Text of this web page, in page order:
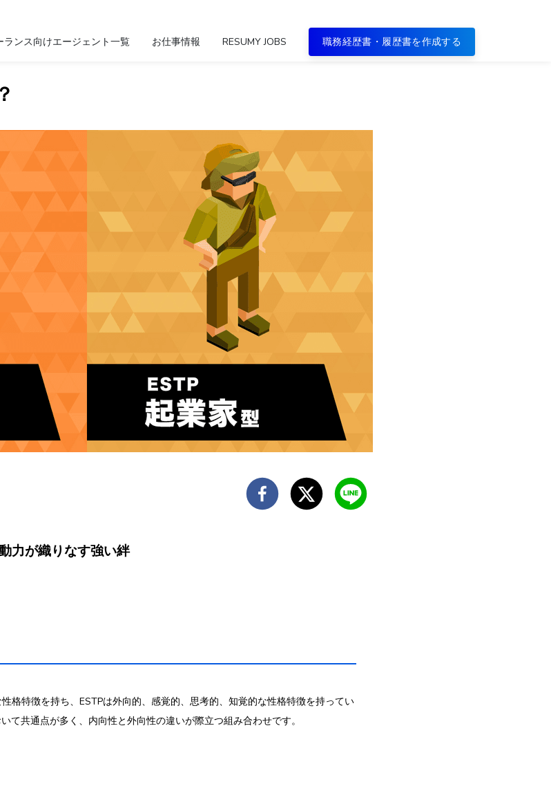
ランス向けエージェント一覧 お仕事情報 RESUMY JOBS 職務経歴書・履歴書を作成する
力が織りなす強い絆
格特徴を持ち、ESTPは外向的、感覚的、思考的、知覚的な性格特徴を持ってい
て共通点が多く、内向性と外向性の違いが際立つ組み合わせです。